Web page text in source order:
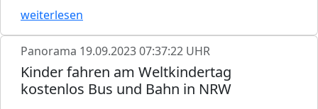
weiterlesen
Panorama 19.09.2023 07:37:22 UHR
Kinder fahren am Weltkindertag
kostenlos Bus und Bahn in NRW